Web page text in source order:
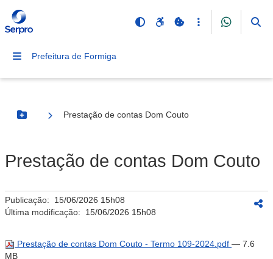
Prefeitura de Formiga
Botão Menu
Prestação de contas Dom Couto
Prestação de contas Dom Couto
Publicação: 15/06/2026 15h08
Última modificação: 15/06/2026 15h08
Prestação de contas Dom Couto - Termo 109-2024.pdf — 7.6
MB